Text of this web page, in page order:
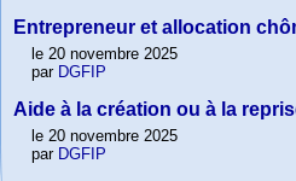
Entrepreneur et allocation
le 20 novembre 2025
par DGFIP
Aide à la création ou à la
le 20 novembre 2025
par DGFIP